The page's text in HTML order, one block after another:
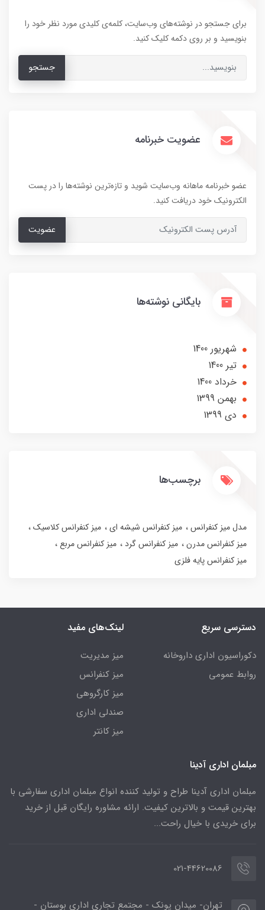
برای جستجو در نوشته‌های وب‌سایت، کلمه‌ی کلیدی مورد نظر خود را
بنویسید و بر روی دکمه کلیک کنید.
جستجو
عضویت خبرنامه
عضو خبرنامه ماهانه وب‌سایت شوید و تازه‌ترین نوشته‌ها را در پست
الکترونیک خود دریافت کنید.
عضویت
بایگانی نوشته‌ها
شهریور 1400
تير 1400
خرداد 1400
بهمن 1399
دی 1399
برچسب‌ها
مدل میز کنفرانس میز کنفرانس شیشه ای
میز کنفرانس کلاسیک
میز کنفرانس مدرن
میز کنفرانس گرد
میز کنفرانس مربع
میز کنفرانس پایه فلزی
دسترسی سریع
دکوراسیون اداری داروخانه
روابط عمومی
لینک‌های مفید
میز مدیریت
میز کنفرانس
میز کارگروهی
صندلی اداری
میز کانتر
مبلمان اداری آدینا
مبلمان اداری آدینا طراح و تولید کننده انواع مبلمان اداری سفارشی با
بهترین قیمت و بالاترین کیفیت. ارائه مشاوره رایگان قبل از خرید
برای خریدی با خیال راحت...
021-44620086
تهران- میدان پونک - مجتمع تجاری اداری بوستان -